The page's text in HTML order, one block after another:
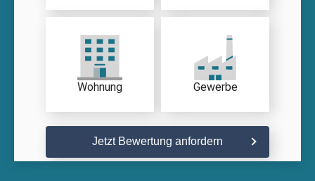
Wohnung Gewerbe
Jetzt Bewertung anfordern